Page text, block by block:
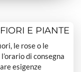
E PIANTE
le rose o le
di consegna
esigenze